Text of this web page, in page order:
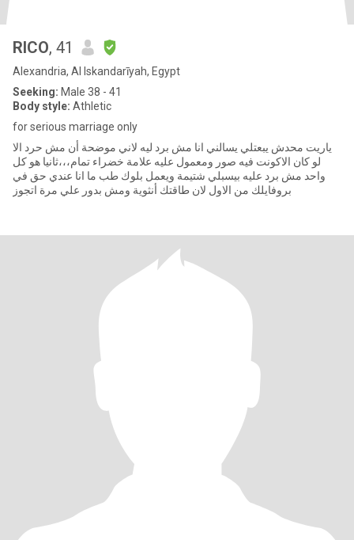
RICO, 41
Alexandria, Al Iskandarīyah, Egypt
Seeking: Male 38 - 41
Body style: Athletic
for serious marriage only
ياريت محدش يبعتلي يسالني انا مش برد ليه لاني موضحة أن مش حرد الا
لو كان الاكونت فيه صور ومعمول عليه علامة خضراء تمام،،،ثانيا هو كل
واحد مش برد عليه بيسبلي شتيمة ويعمل بلوك طب ما انا عندي حق في
بروفايلك من الاول لان طاقتك أنثوية ومش بدور علي مرة اتجوز